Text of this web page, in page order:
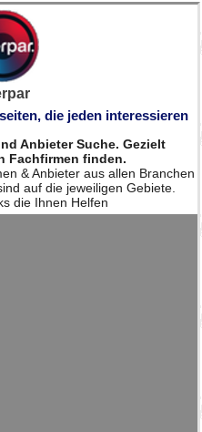
die jeden interessieren
Anbieter Suche. Gezielt
Fachfirmen finden.
& Anbieter aus allen Branchen
auf die jeweiligen Gebiete.
die Ihnen Helfen